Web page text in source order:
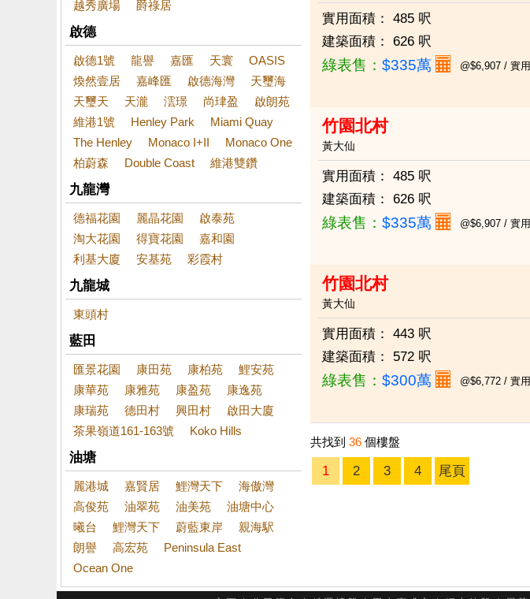
越秀廣場
爵祿居
啟德
啟德1號 龍譽 嘉匯 天寰
OASIS
煥然壹居
嘉峰匯 啟德海灣
天璽海
天璽天
天瀧 澐璟 尚珒盈
啟朗苑
維港1號
Henley Park
Miami Quay
The Henley
Monaco I+II
Monaco One
柏蔚森
Double Coast 維港雙鑽
九龍灣
德福花園 麗晶花園
啟泰苑
淘大花園
得寶花園
嘉和園
利基大廈
安基苑 彩霞村
九龍城
東頭村
藍田
匯景花園 康田苑 康柏苑
鯉安苑
康華苑
康雅苑 康盈苑
康逸苑
康瑞苑
德田村 興田村
啟田大廈
茶果嶺道161-163號
Koko Hills
油塘
麗港城 嘉賢居 鯉灣天下
海傲灣
高俊苑
油翠苑 油美苑
油塘中心
曦台
鯉灣天下 蔚藍東岸
親海駅
朗譽
高宏苑
Peninsula East
Ocean One
實用面積：
485 呎
建築面積：
626 呎
綠表售： $335萬 @$6,907 / 實用
竹園北村
黃大仙
實用面積：
485 呎
建築面積：
626 呎
綠表售： $335萬 @$6,907 / 實用
竹園北村
黃大仙
實用面積：
443 呎
建築面積：
572 呎
綠表售： $300萬 @$6,772 / 實用
共找到 36 個樓盤
1 2 3 4 尾頁